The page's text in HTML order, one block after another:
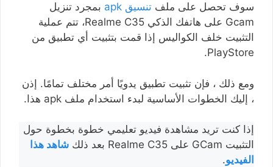
سوف تحصل على ملف تنسيق apk
بمجرد تنزيل
Gcam على هاتفك الذكي Realme C35، تتم عملية
التثبيت خلف الكواليس إذا قمت بتثبيت أي تطبيق من
PlayStore.
ومع ذلك ، فإن تثبيت تطبيق يدويًا أمر مختلف تمامًا. إذن
، إليك الخطوات الأساسية لبدء استخدام ملف apk هذا.
إذا كنت تريد مشاهدة فيديو تعليمي خطوة بخطوة حول
التثبيت GCam على Realme C35 بعد ذلك
شاهد هذا
الفيديو.